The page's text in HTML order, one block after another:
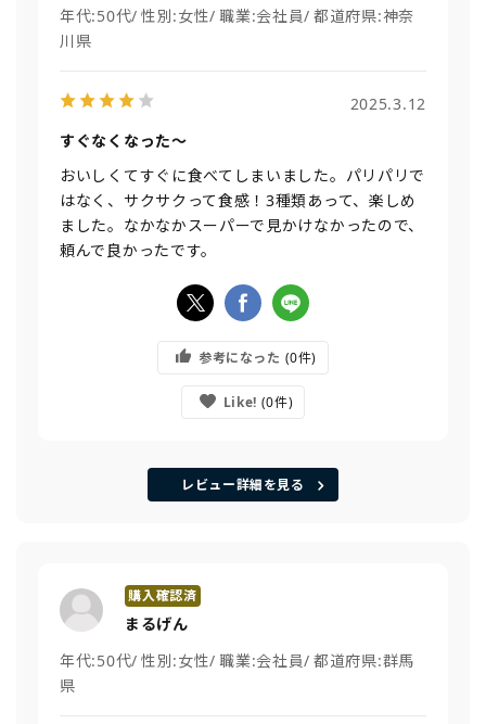
年代:50代 性別:女性 職業:会社員 都道府県:神奈
川県
2025.3.12
すぐなくなった〜
おいしくてすぐに食べてしまいました。パリパリで
はなく、サクサクって食感！3種類あって、楽しめ
ました。なかなかスーパーで見かけなかったので、
頼んで良かったです。
参考になった 0
Like! 0
レビュー詳細を見る
まるげん
年代:50代 性別:女性 職業:会社員 都道府県:群馬
県